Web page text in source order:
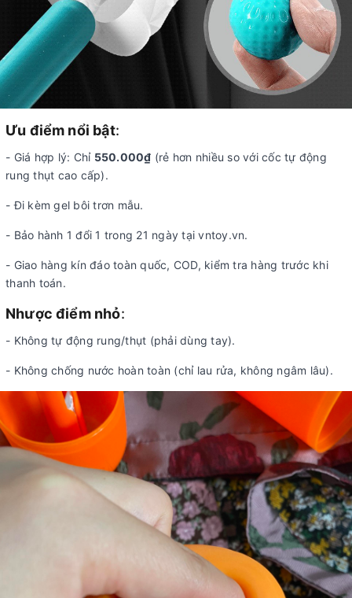
Ưu điểm nổi bật:
- Giá hợp lý: Chỉ 550.000₫ (rẻ hơn nhiều so với cốc tự động
rung thụt cao cấp).
- Đi kèm gel bôi trơn mẫu.
- Bảo hành 1 đổi 1 trong 21 ngày tại vntoy.vn.
- Giao hàng kín đáo toàn quốc, COD, kiểm tra hàng trước khi
thanh toán.
Nhược điểm nhỏ:
- Không tự động rung/thụt (phải dùng tay).
- Không chống nước hoàn toàn (chỉ lau rửa, không ngâm lâu).